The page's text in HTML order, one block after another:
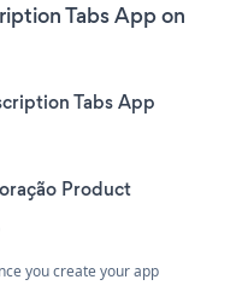
Tabs App on
Tabs App
Product
you create your app